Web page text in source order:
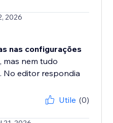
2026
nas configurações
mas nem tudo
No editor respondia
Utile (0)